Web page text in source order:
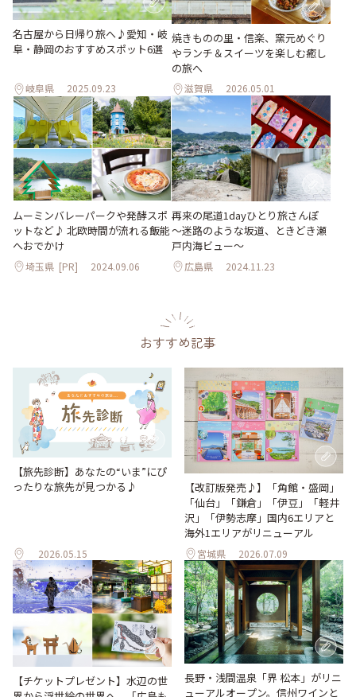
名古屋から日帰り旅へ♪愛知・岐
阜・静岡のおすすめスポット6選
岐阜県 2025.09.23
焼きものの里・信楽、窯元めぐり
やランチ＆スイーツを楽しむ癒し
の旅へ
滋賀県 2026.05.01
ムーミンバレーパークや発酵スポ
ットなど♪ 北欧時間が流れる飯能
へおでかけ
埼玉県 [PR] 2024.09.06
再来の尾道1dayひとり旅さんぽ
～迷路のような坂道、ときどき瀬
戸内海ビュー～
広島県 2024.11.23
おすすめ記事
【旅先診断】あなたの“いま”にぴ
ったりな旅先が見つかる♪
2026.05.15
【改訂版発売♪】「角館・盛岡」
「仙台」「鎌倉」「伊豆」「軽井
沢」「伊勢志摩」国内6エリアと
海外1エリアがリニューアル
宮城県 2026.07.09
【チケットプレゼント】水辺の世
長野・浅間温泉「界 松本」がリニ
ューアルオープン。信州ワインと